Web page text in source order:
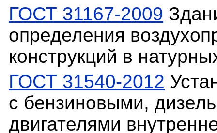
ГОСТ 31167-2009
определения
конструкций в
ГОСТ 31540-2012
с бензиновыми,
двигателями